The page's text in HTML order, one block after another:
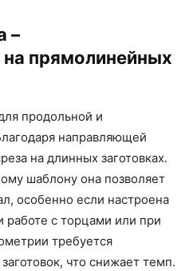
–
на прямолинейных
продольной и
направляющей
на длинных заготовках.
шаблону она позволяет
особенно если настроена
работе с торцами или при
требуется
что снижает темп.